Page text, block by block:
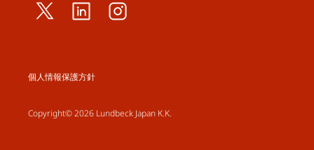
個人情報保護方針
Copyright© 2026 Lundbeck Japan K.K.